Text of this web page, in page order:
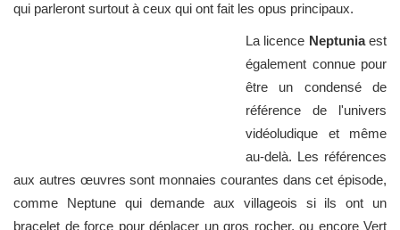
qui parleront surtout à ceux qui ont fait les opus principaux.
La licence Neptuniaest
également connue pour
être un condensé de
référence de l'univers
vidéoludique et même
au-delà. Les références
aux autres œuvres sont monnaies courantes dans cet épisode,
comme Neptune qui demande aux villageois si ils ont un
bracelet de force pour déplacer un gros rocher, ou encore Vert